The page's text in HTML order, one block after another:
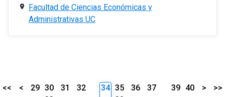
Facultad de Ciencias Económicas y
Administrativas UC
<< < 29 30 31
32
34 35 36
37
39 40 > >>